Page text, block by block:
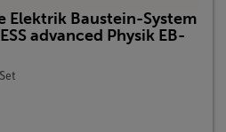
Elektrik Baustein-System
advanced Physik EB-